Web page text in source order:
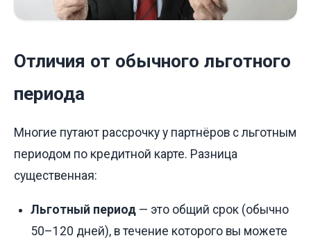
Отличия от обычного льготного
периода
Многие путают рассрочку у партнёров с льготным
периодом по кредитной карте. Разница
существенная:
Льготный период — это общий срок (обычно
50–120 дней), в течение которого вы можете